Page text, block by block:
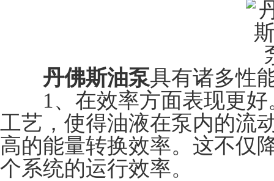
丹佛斯油泵具有诸多性
1、在效率方面表现更好
工艺，使得油液在泵内的流
高的能量转换效率。这不仅
个系统的运行效率。